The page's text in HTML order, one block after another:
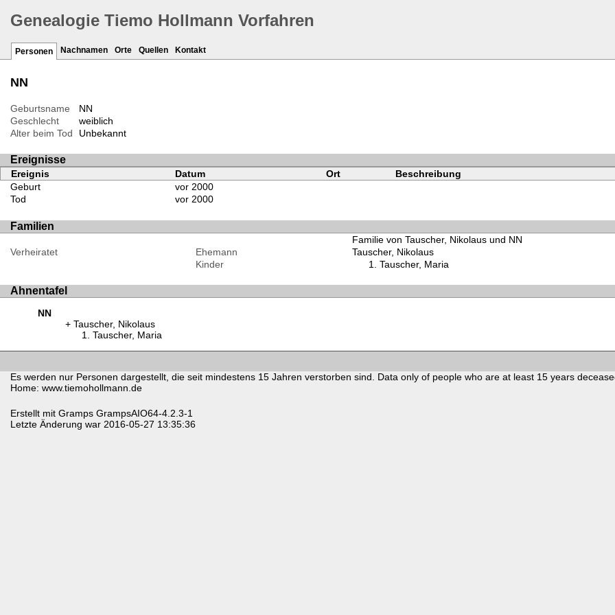
Genealogie Tiemo Hollmann Vorfahren
Personen Nachnamen Orte Quellen Kontakt
NN
Geburtsname
NN
Geschlecht
weiblich
Alter beim Tod
Unbekannt
Ereignisse
Ereignis Datum Ort
Beschreibung
Geburt
vor 2000
Tod
vor 2000
Familien
Familie von Tauscher, Nikolaus und NN
Verheiratet
Ehemann
Tauscher, Nikolaus
Kinder
Tauscher, Maria
Ahnentafel
NN
Tauscher, Nikolaus
Tauscher, Maria
Es werden nur Personen dargestellt, die seit mindestens 15 Jahren verstorben sind. Data only of people who are at least 15 years
Home: www.tiemohollmann.de
Erstellt mit Gramps GrampsAIO64-4.2.3-1
Letzte Änderung war 2016-05-27 13:35:36